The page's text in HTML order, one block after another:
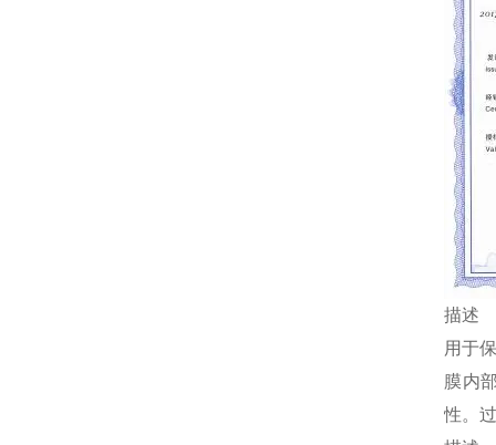
描述
用于
膜内
性。